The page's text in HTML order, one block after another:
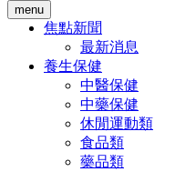
menu
焦點新聞
最新消息
養生保健
中醫保健
中藥保健
休閒運動類
食品類
藥品類